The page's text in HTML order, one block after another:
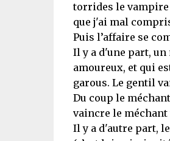
torrides le vampire
que j'ai mal
Puis l’affaire se
Il y a d'une part,
amoureux, et qui
garous. Le gentil
Du coup le
vaincre le
Il y a d'autre part,